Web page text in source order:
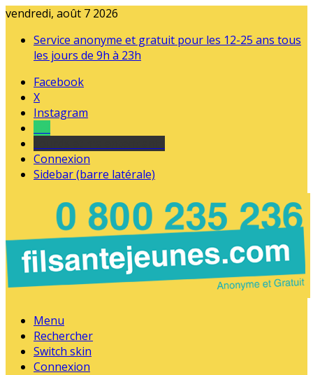
vendredi, août 7 2026
Service anonyme et gratuit pour les 12-25 ans tous
les jours de 9h à 23h
Facebook
X
Instagram
Connexion
Sidebar (barre latérale)
Menu
Rechercher
Switch skin
Connexion